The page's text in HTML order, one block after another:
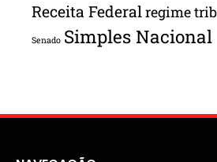
Receita Federalregime
Senado Simples Nacional